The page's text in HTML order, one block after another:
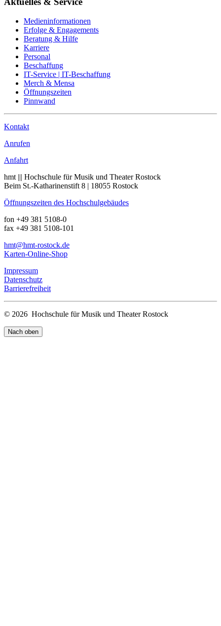
Medieninformationen
Erfolge & Engagements
Beratung & Hilfe
Karriere
Personal
Beschaffung
IT-Service | IT-Beschaffung
Merch & Mensa
Öffnungszeiten
Pinnwand
Kontakt
Anrufen
Anfahrt
hmt ||| Hochschule für Musik und Theater Rostock
Beim St.-Katharinenstift 8 | 18055 Rostock
Öffnungszeiten des Hochschulgebäudes
fon +49 381 5108-0
fax +49 381 5108-101
hmt@hmt-rostock.de
Karten-Online-Shop
Impressum
Datenschutz
Barrierefreiheit
© 2026 Hochschule für Musik und Theater Rostock
Nach oben